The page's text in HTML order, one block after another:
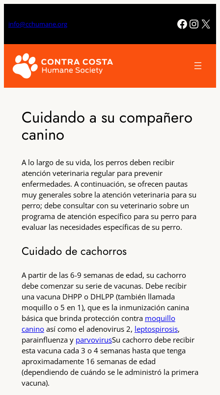
al
contenido
info@cchumane.org X
Cuidando a su compañero
canino
A lo largo de su vida, los perros deben recibir
atención veterinaria regular para prevenir
enfermedades. A continuación, se ofrecen pautas
muy generales sobre la atención veterinaria para su
perro; debe consultar con su veterinario sobre un
programa de atención específico para su perro para
evaluar las necesidades específicas de su perro.
Cuidado de cachorros
A partir de las 6-9 semanas de edad, su cachorro
debe comenzar su serie de vacunas. Debe recibir
una vacuna DHPP o DHLPP (también llamada
moquillo o 5 en 1), que es la inmunización canina
básica que brinda protección contra moquillo
caninoasí como el adenovirus 2, leptospirosis,
parainfluenza y parvovirusSu cachorro debe recibir
esta vacuna cada 3 o 4 semanas hasta que tenga
aproximadamente 16 semanas de edad
(dependiendo de cuándo se le administró la primera
vacuna).